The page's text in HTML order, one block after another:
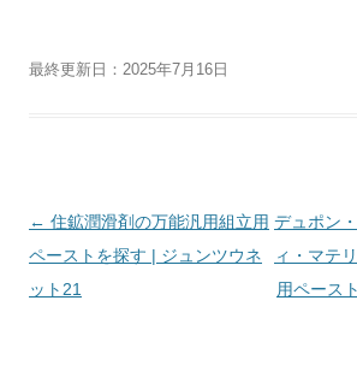
最終更新日：2025年7月16日
投
稿
ナ
← 住鉱潤滑剤の万能汎用組立用
ペーストを探す | ジュンツウネ
ット21
デュポン
ィ・マテ
用ペース